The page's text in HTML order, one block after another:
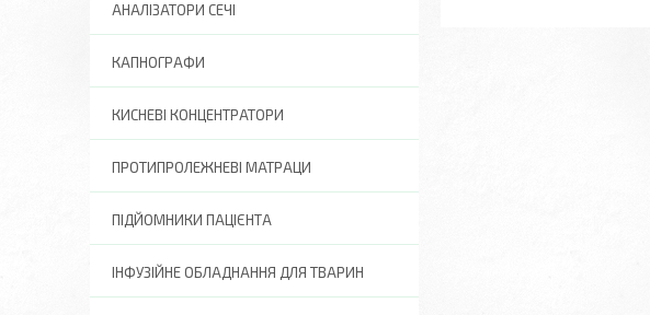
АНАЛІЗАТОРИ СЕЧІ
КАПНОГРАФИ
КИСНЕВІ КОНЦЕНТРАТОРИ
ПРОТИПРОЛЕЖНЕВІ МАТРАЦИ
ПІДЙОМНИКИ ПАЦІЄНТА
ІНФУЗІЙНЕ ОБЛАДНАННЯ ДЛЯ ТВАРИН